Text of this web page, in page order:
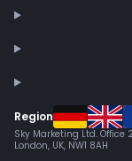
Region
Sky Marketing Ltd. Office
London, UK, NW1 8AH